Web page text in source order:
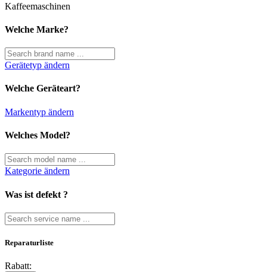
Kaffeemaschinen
Welche Marke?
Gerätetyp ändern
Welche Geräteart?
Markentyp ändern
Welches Model?
Kategorie ändern
Was ist defekt ?
Reparaturliste
Rabatt: